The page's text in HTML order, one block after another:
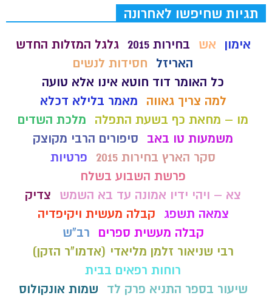
תגיות שחיפשו לאחרונה
אימון אש בחירות 2015
גלגל המזלות החדש
האריזל
חסידות לנשים
כל האומר דוד חוטא אינו אלא טועה
למה צריך גאווה
מאמר בלילא דכלא
מו – מחאת כף בשעת התפלה
מלכת השדים
משמעות טו באב
סיפורים הרבי מקוצק
סקר הארץ בחירות 2015
פרטיות
פרשת השבוע בשלח
צא – ויהי ידיו אמונה עד בא השמש
צדיק
צמאה תשפג
קבלה מעשית ויקיפדיה
קבלה מעשית ספרים
רב"ש
רבי שניאור זלמן מליאדי (אדמו"ר הזקן)
רוחות רפאים בבית
שיעור בספר התניא פרק לד
שמות אונקולוס